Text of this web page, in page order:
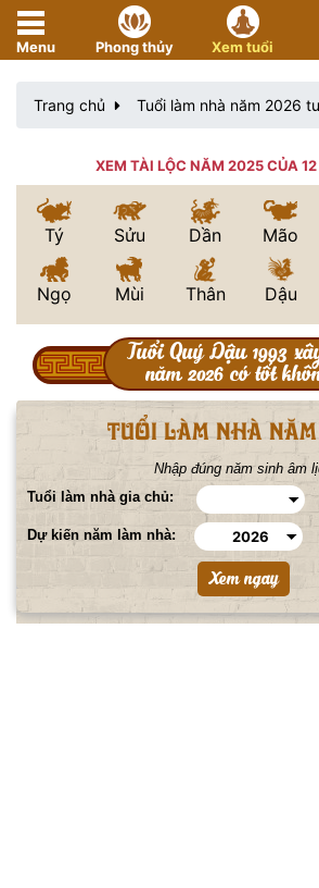
Menu Phong thủy Xem tuổi
Trang chủ Tuổi làm nhà năm 2026
XEM TÀI LỘC NĂM 2025 CỦA
Tý Sửu Dần Mão
Ngọ Mùi Thân Dậu
Tuổi Quý Dậu 1993
năm 2026 có tốt
tuổi làm nhà năm
Nhập đúng năm sinh âm
Tuổi làm nhà gia chủ:
Dự kiến năm làm nhà: